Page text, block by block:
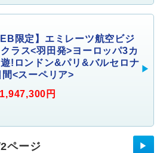
限定】エミレーツ航空ビジ
ラス<羽田発>ヨーロッパ3カ
遊!ロンドン&パリ&バルセロナ
間<スーペリア>
円
ページ ▶